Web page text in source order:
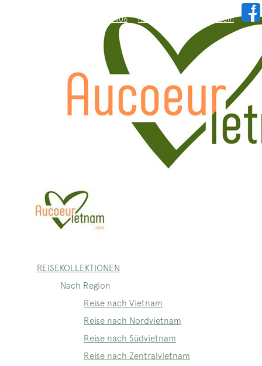
WhatsApp: +84.909.426.406 hallo@aucoeurvietnam.com
REISEKOLLEKTIONEN
Nach Region
Reise nach Vietnam
Reise nach Nordvietnam
Reise nach Südvietnam
Reise nach Zentralvietnam